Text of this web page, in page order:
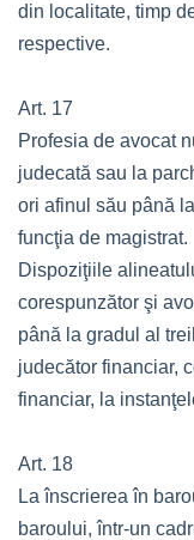
din localitate, timp
respective.
Art. 17
Profesia de avocat
judecată sau la
ori afinul său până
funcţia de magistrat.
Dispoziţiile
corespunzător şi
până la gradul al
judecător financiar,
financiar, la
Art. 18
La înscrierea în
baroului, într-un